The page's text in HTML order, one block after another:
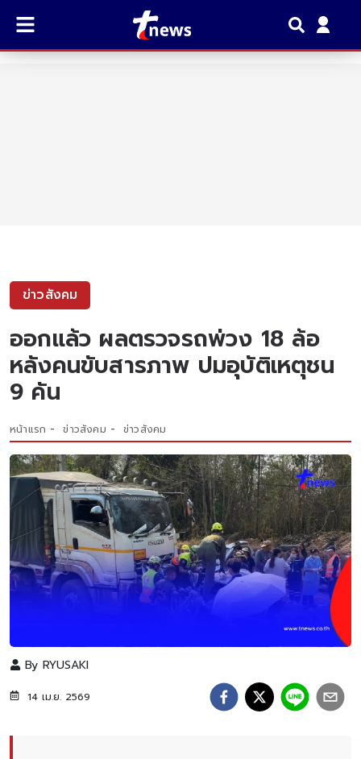
ข่าวสังคม
ออกแล้ว ผลตรวจรถพ่วง 18 ล้อ
หลังคนขับสารภาพ ปมอุบัติเหตุชน
9 คัน
หน้าแรก ข่าวสังคม ข่าวสังคม
By RYUSAKI
14 เม.ย. 2569